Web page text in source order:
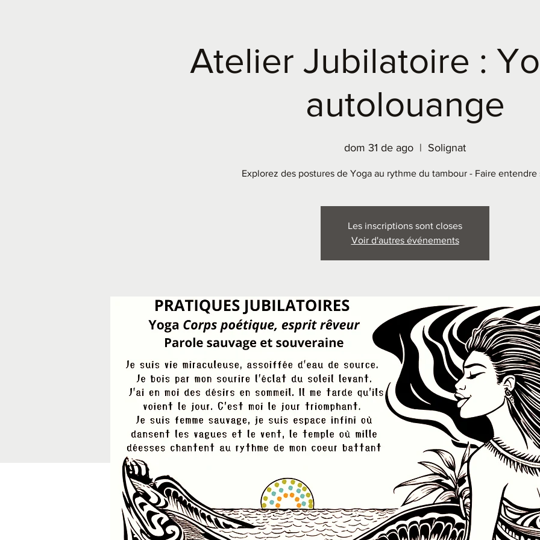
Atelier Jubilatoire :
autolouange
dom 31 de ago
  |
Solignat
Explorez des postures de Yoga au rythme du tambour - Faire entendre
Les inscriptions sont closes
Voir d'autres événements